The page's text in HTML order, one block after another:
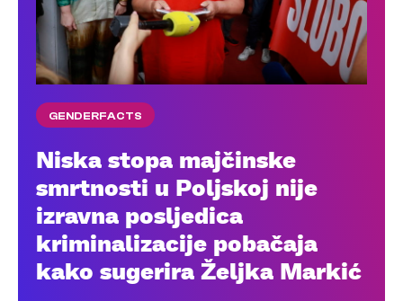
GENDERFACTS
Niska stopa majčinske
smrtnosti u Poljskoj nije
izravna posljedica
kriminalizacije pobačaja
kako sugerira Željka Markić